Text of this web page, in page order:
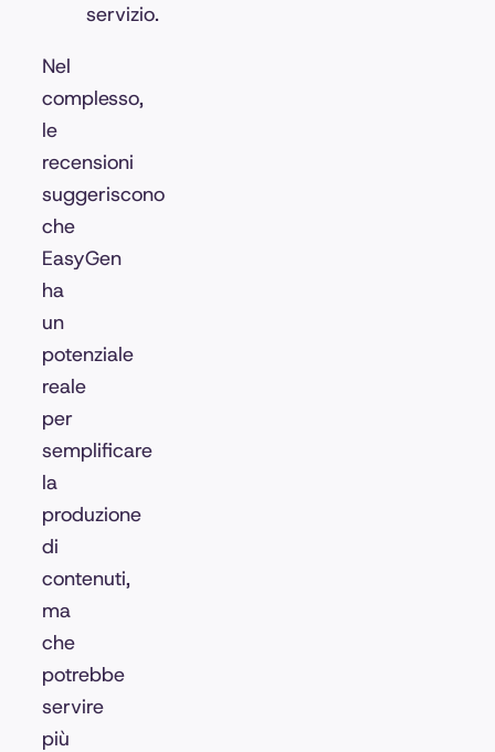
servizio.
Nel
complesso,
le
recensioni
suggeriscono
che
EasyGen
ha
un
potenziale
reale
per
semplificare
la
produzione
di
contenuti,
ma
che
potrebbe
servire
più